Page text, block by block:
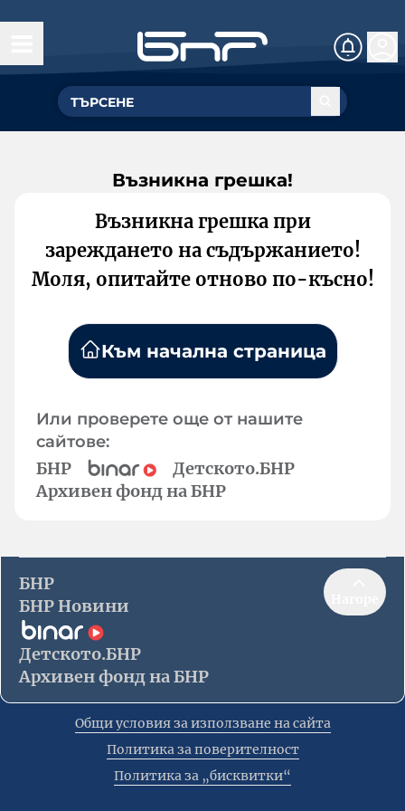
Възникна грешка!
Възникна грешка при
зареждането на съдържанието!
Моля, опитайте отново по-късно!
Към начална страница
Или проверете още от нашите
сайтове:
БНР
Детското.БНР
Архивен фонд на БНР
БНР
БНР Новини
Детското.БНР
Архивен фонд на БНР
Общи условия за използване на сайта
Политика за поверителност
Политика за „бисквитки“